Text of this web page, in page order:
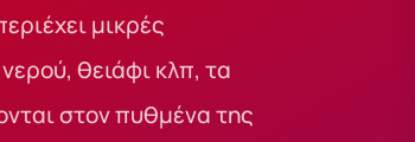
μικρές
θειάφι κλπ, τα
στον πυθμένα της